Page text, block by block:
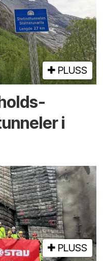
PLUSS
i
PLUSS